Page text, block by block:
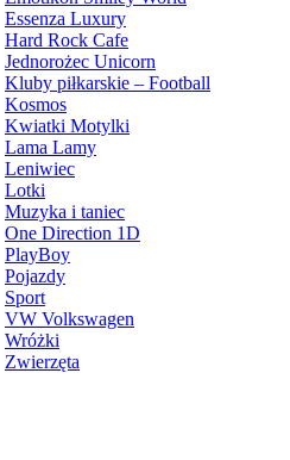
Essenza Luxury
Hard Rock Cafe
Jednorożec Unicorn
Kluby piłkarskie – Football
Kosmos
Kwiatki Motylki
Lama Lamy
Leniwiec
Lotki
Muzyka i taniec
One Direction 1D
PlayBoy
Pojazdy
Sport
VW Volkswagen
Wróżki
Zwierzęta